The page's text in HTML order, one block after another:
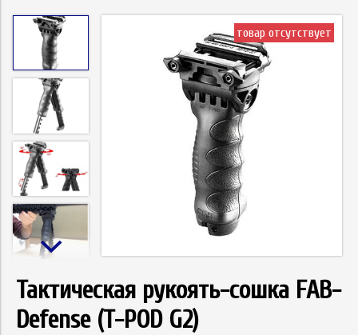
товар отсутствует
Тактическая рукоять-сошка FAB-
Defense (T-POD G2)